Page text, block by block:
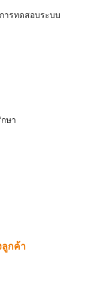
ารทดสอบระบบ
ษา
ลูกค้า